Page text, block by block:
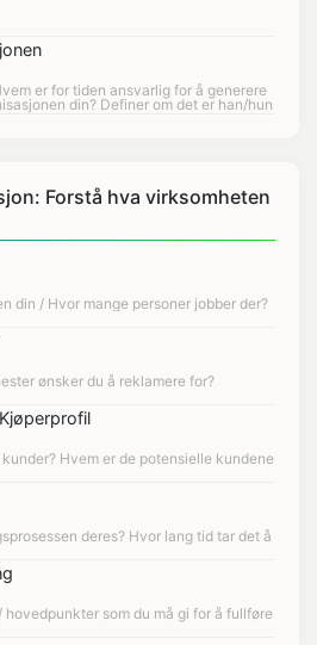
Forstå hva virksomheten